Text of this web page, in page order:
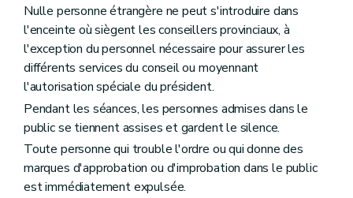
Nulle personne étrangère ne peut s'introduire dans
l'enceinte où siègent les conseillers provinciaux, à
l'exception du personnel nécessaire pour assurer les
différents services du conseil ou moyennant
l'autorisation spéciale du président.
Pendant les séances, les personnes admises dans le
public se tiennent assises et gardent le silence.
Toute personne qui trouble l'ordre ou qui donne des
marques d'approbation ou d'improbation dans le public
est immédiatement expulsée.